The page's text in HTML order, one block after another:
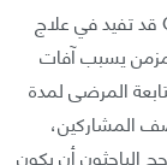
أشارت دراسة صغيرة حديثة إلى أن مركبات GLP-1 قد تفيد في علاج
مزمن يسبب آفات
المرضى لمدة
المشاركين،
الباحثون أن يكون